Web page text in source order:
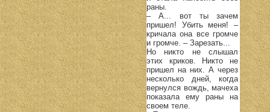
раны.
– А... вот ты зачем
пришел! Убить меня! –
кричала она все громче
и громче. – Зарезать...
Но никто не слышал
этих криков. Никто не
пришел на них. А через
несколько дней, когда
вернулся вождь, мачеха
показала ему раны на
своем теле.